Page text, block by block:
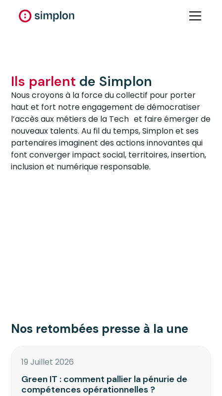
Ils parlent de Simplon
Nous croyons à la force du collectif pour porter
haut et fort notre engagement de démocratiser
l’accès aux métiers de la Tech et faire émerger de
nouveaux talents. Au fil du temps, Simplon et ses
partenaires imaginent des actions innovantes qui
font converger impact social, territoires, insertion,
inclusion et numérique responsable.
Nos retombées presse à la une
19 Juillet 2026
Green IT : comment pallier la pénurie de
compétences opérationnelles ?